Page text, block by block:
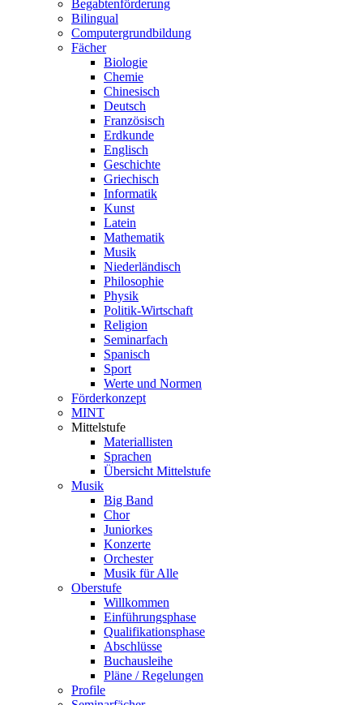
Begabtenförderung
Bilingual
Computergrundbildung
Fächer
Biologie
Chemie
Chinesisch
Deutsch
Französisch
Erdkunde
Englisch
Geschichte
Griechisch
Informatik
Kunst
Latein
Mathematik
Musik
Niederländisch
Philosophie
Physik
Politik-Wirtschaft
Religion
Seminarfach
Spanisch
Sport
Werte und Normen
Förderkonzept
MINT
Mittelstufe
Materiallisten
Sprachen
Übersicht Mittelstufe
Musik
Big Band
Chor
Juniorkes
Konzerte
Orchester
Musik für Alle
Oberstufe
Willkommen
Einführungsphase
Qualifikationsphase
Abschlüsse
Buchausleihe
Pläne / Regelungen
Profile